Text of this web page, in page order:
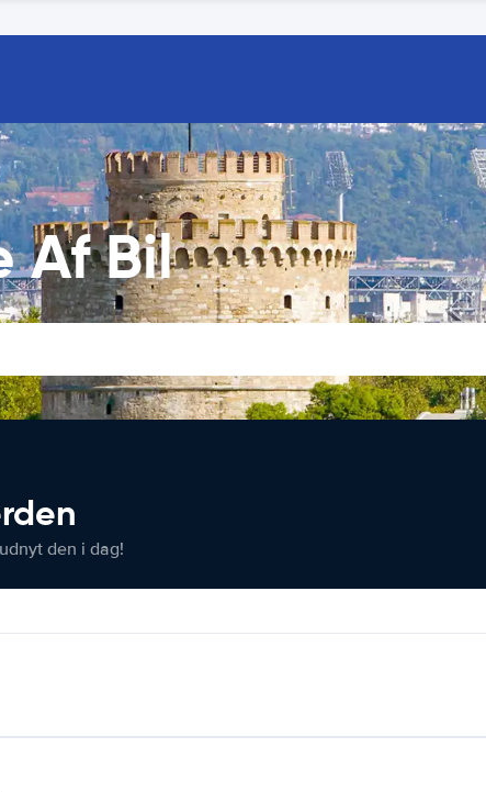
Af Bil
den i dag!